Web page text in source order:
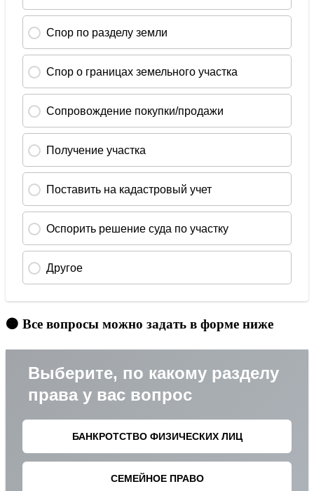
🟠 Все вопросы можно задать в форме ниже